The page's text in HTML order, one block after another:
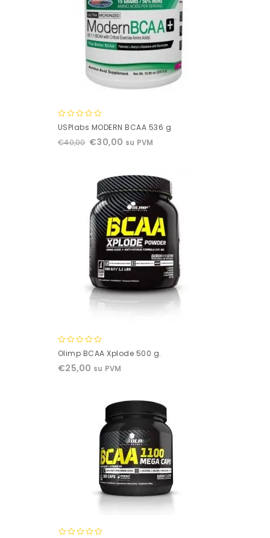
0
of
USPlabs MODERN BCAA 536 g
€40,00 €30,00 su PVM
0
of
Olimp BCAA Xplode 500 g.
€25,00 su PVM